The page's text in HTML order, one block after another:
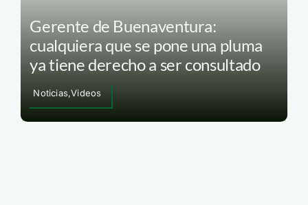
Gerente de Buenaventura:
cualquiera que se pone una pluma
ya tiene derecho a ser consultado
Noticias,Videos